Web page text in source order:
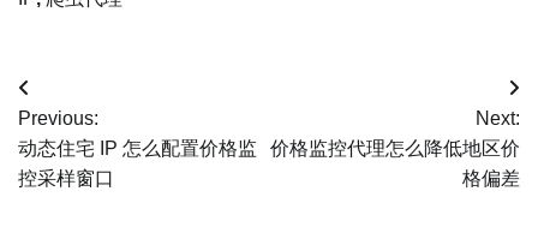
文
章
导
Previous:
动态住宅 IP 怎么配置价格监
控采样窗口
Next:
价格监控代理怎么降低地区价
格偏差